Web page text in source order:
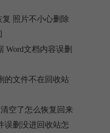
照片不小心删除
Word文档内容误删
的文件不在回收站
空了怎么恢复回来
误删没进回收站怎